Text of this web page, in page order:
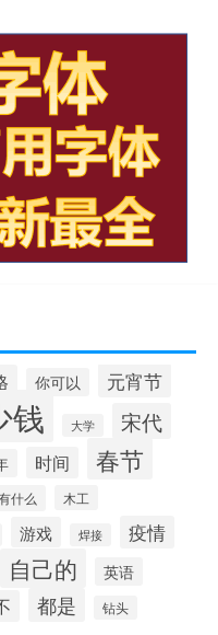
你可以 元宵节
钱 大学 宋代
时间 春节
什么 木工
游戏 焊接 疫情
自己的 英语
都是 钻头